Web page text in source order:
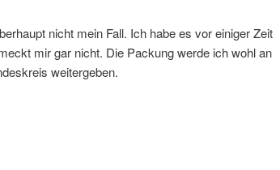
nicht mein Fall. Ich habe es vor einiger Zeit
mir gar nicht. Die Packung werde ich wohl an
weitergeben.